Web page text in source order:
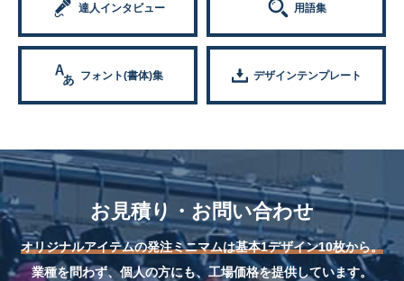
達人インタビュー 用語集
フォント(書体)集 デザインテンプレート
お見積り・お問い合わせ
オリジナルアイテムの発注ミニマムは基本1デザイン10枚から。
業種を問わず、個人の方にも、工場価格を提供しています。